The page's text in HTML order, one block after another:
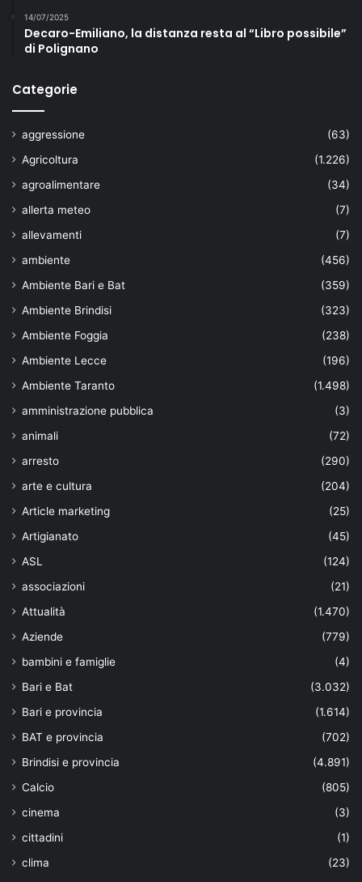
14/07/2025
Decaro-Emiliano, la distanza resta al “Libro possibile”
di Polignano
Categorie
aggressione
(63)
Agricoltura
(1.226)
agroalimentare
(34)
allerta meteo
(7)
allevamenti
(7)
ambiente
(456)
Ambiente Bari e Bat
(359)
Ambiente Brindisi
(323)
Ambiente Foggia
(238)
Ambiente Lecce
(196)
Ambiente Taranto
(1.498)
amministrazione pubblica
(3)
animali
(72)
arresto
(290)
arte e cultura
(204)
Article marketing
(25)
Artigianato
(45)
ASL
(124)
associazioni
(21)
Attualità
(1.470)
Aziende
(779)
bambini e famiglie
(4)
Bari e Bat
(3.032)
Bari e provincia
(1.614)
BAT e provincia
(702)
Brindisi e provincia
(4.891)
Calcio
(805)
cinema
(3)
cittadini
(1)
clima
(23)